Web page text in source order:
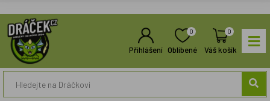
Přihlášení
0
Oblíbené
0
Váš košík